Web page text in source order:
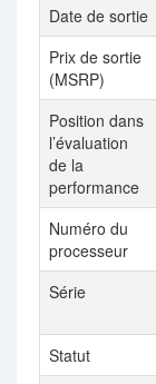
Date de sortie
Prix de sortie
(MSRP)
Position dans
l’évaluation
de la
performance
Numéro du
processeur
Série
Statut